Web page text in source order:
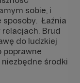
sobie, i
sposoby. Łaźnia
Brud
do ludzkiej
poprawne
środki